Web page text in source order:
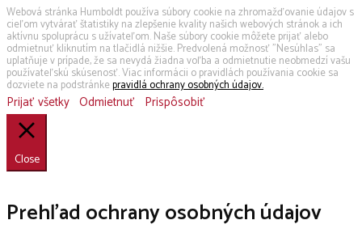
Webová stránka Humboldt používa súbory cookie na zhromažďovanie údajov s
cieľom vytvárať štatistiky na zlepšenie kvality našich webových stránok a ich
aktívnu spoluprácu s užívateľom. Naše súbory cookie môžete prijať alebo
odmietnuť kliknutím na tlačidlá nižšie. Predvolená možnosť "Nesúhlas" sa
uplatňuje v prípade, že sa nevydá žiadna voľba a odmietnutie neobmedzí vašu
používateľskú skúsenosť. Viac informácii o pravidlách používania cookie sa
dozviete na podstránkepravidlá ochrany osobných údajov.
Prijať všetky Odmietnuť Prispôsobiť
Close
Prehľad ochrany osobných údajov